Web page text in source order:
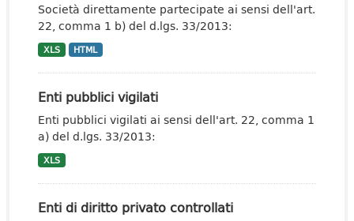
Società direttamente partecipate ai sensi dell'art.
22, comma 1 b) del d.lgs. 33/2013:
XLS HTML
Enti pubblici vigilati
Enti pubblici vigilati ai sensi dell'art. 22, comma 1
a) del d.lgs. 33/2013:
XLS
Enti di diritto privato controllati